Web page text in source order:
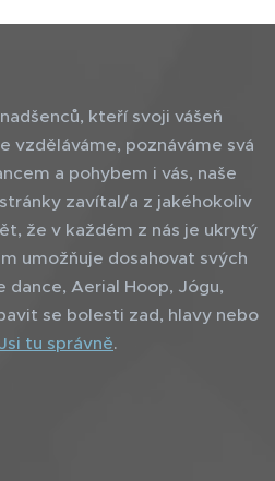
kteří svoji vášeň
vzděláváme, poznáváme svá
a pohybem i vás, naše
zavítal/a z jakéhokoliv
že v každém z nás je ukrytý
umožňuje dosahovat svých
dance, Aerial Hoop, Jógu,
se bolesti zad, hlavy nebo
Jsi tu správně.